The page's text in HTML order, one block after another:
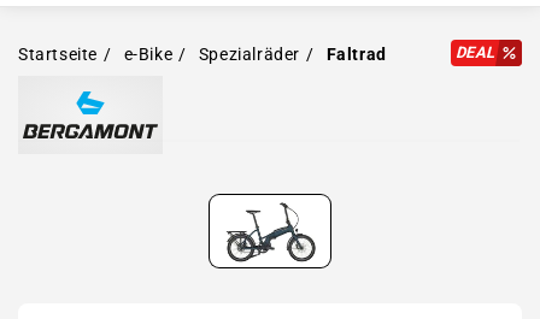
Startseite e-Bike Spezialräder Faltrad DEAL